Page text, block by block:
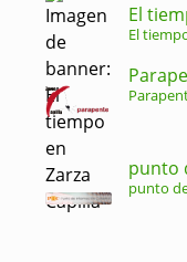
El
El
punto
punto